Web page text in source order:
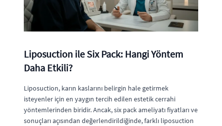
Liposuction ile Six Pack: Hangi Yöntem
Daha Etkili?
Liposuction, karın kaslarını belirgin hale getirmek
isteyenler için en yaygın tercih edilen estetik cerrahi
yöntemlerinden biridir. Ancak, six pack ameliyatı fiyatları ve
sonuçları açısından değerlendirildiğinde, farklı liposuction